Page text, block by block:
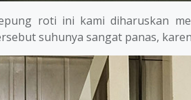
roti ini kami diharuskan
suhunya sangat panas,